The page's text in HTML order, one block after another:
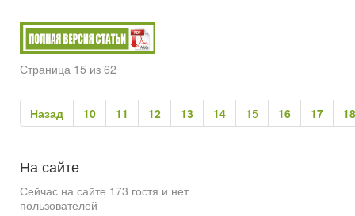
Страница 15 из 62
Назад 10 11 12 13 14 15 16 17 18
На сайте
Сейчас на сайте 173 гостя и нет
пользователей